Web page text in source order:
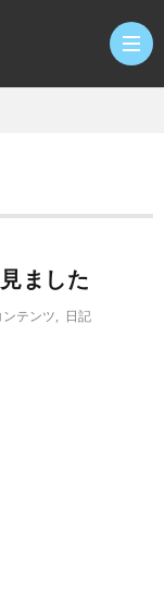
研
ました
ンテンツ 日記